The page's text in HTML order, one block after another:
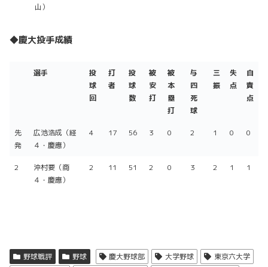
山）
◆慶大投手成績
選手
投
球
回
打
者
投
球
数
被
安
打
被
本
塁
打
与
四
死
球
三
振
失
点
自
責
点
選手
投
打
球
先
発
広池浩成（経
４・慶應）
4 17 56 3 0 2 1 0 0
2
沖村要（商
４・慶應）
2 11 51 2 0 3 2 1 1
野球戦評 野球 慶大野球部 大学野球
東京六大学